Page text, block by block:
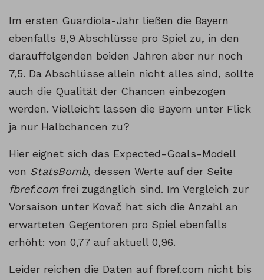
Im ersten Guardiola-Jahr ließen die Bayern
ebenfalls 8,9 Abschlüsse pro Spiel zu, in den
darauffolgenden beiden Jahren aber nur noch
7,5. Da Abschlüsse allein nicht alles sind, sollte
auch die Qualität der Chancen einbezogen
werden. Vielleicht lassen die Bayern unter Flick
ja nur Halbchancen zu?
Hier eignet sich das Expected-Goals-Modell
von StatsBomb, dessen Werte auf der Seite
fbref.com frei zugänglich sind. Im Vergleich zur
Vorsaison unter Kovač hat sich die Anzahl an
erwarteten Gegentoren pro Spiel ebenfalls
erhöht: von 0,77 auf aktuell 0,96.
Leider reichen die Daten auf fbref.com nicht bis